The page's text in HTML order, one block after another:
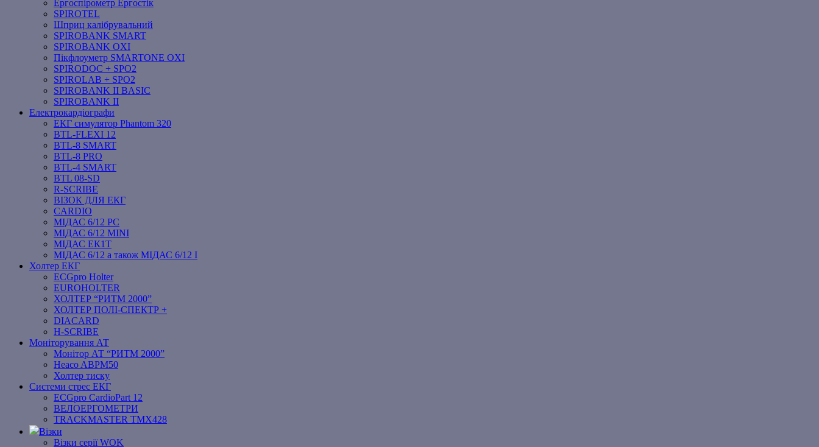
Ергоспірометр Ергостік
SPIROTEL
Шприц калібрувальний
SPIROBANK SMART
SPIROBANK OXI
Пікфлоуметр SMARTONE OXI
SPIRODOC + SPO2
SPIROLAB + SPO2
SPIROBANK II BASIC
SPIROBANK II
Електрокардіографи
ЕКГ симулятор Phantom 320
BTL-FLEXI 12
BTL-8 SMART
BTL-8 PRO
BTL-4 SMART
BTL 08-SD
R-SCRIBE
ВІЗОК ДЛЯ ЕКГ
CARDIO
МІДАС 6/12 PC
МІДАС 6/12 MINI
МІДАС ЕК1Т
МІДАС 6/12 а також МІДАС 6/12 І
Холтер ЕКГ
ECGpro Holter
EUROHOLTER
ХОЛТЕР “РИТМ 2000”
ХОЛТЕР ПОЛІ-СПЕКТР +
DIACARD
H-SCRIBE
Моніторування АТ
Монітор АТ “РИТМ 2000”
Heaco ABPM50
Холтер тиску
Системи стрес ЕКГ
ECGpro CardioPart 12
ВЕЛОЕРГОМЕТРИ
TRACKMASTER TMX428
Візки
Візки серії WOK